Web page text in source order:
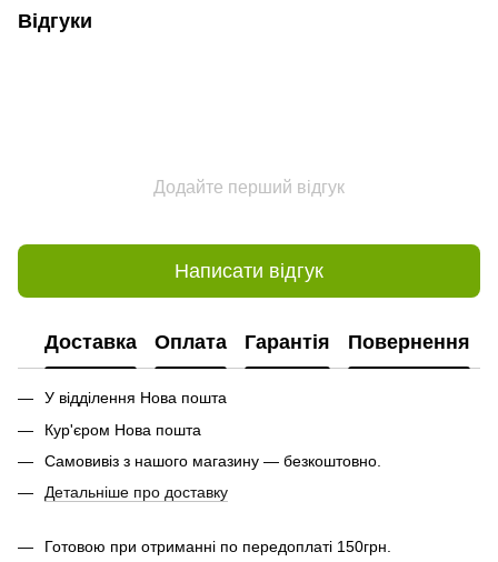
Відгуки
Додайте перший відгук
Написати відгук
Доставка Оплата Гарантія Повернення
У відділення Нова пошта
Кур'єром Нова пошта
Самовивіз з нашого магазину — безкоштовно.
Детальніше про доставку
Готовою при отриманні по передоплаті 150грн.